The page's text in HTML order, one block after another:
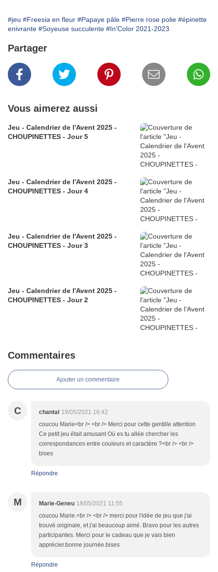
#jeu #Freesia en fleur #Papaye pâle #Pierre rose polie #épinette
enivrante #Soyeuse succulente #In'Color 2021-2023
Partager
Vous aimerez aussi
Jeu - Calendrier de l'Avent 2025 -
CHOUPINETTES - Jour 5
Jeu - Calendrier de l'Avent 2025 -
CHOUPINETTES - Jour 4
Jeu - Calendrier de l'Avent 2025 -
CHOUPINETTES - Jour 3
Jeu - Calendrier de l'Avent 2025 -
CHOUPINETTES - Jour 2
Commentaires
Ajouter un commentaire
C chantal 19/05/2021 16:42
coucou Marie<br /> <br /> Merci pour cette gentille attention
Ce petit jeu était amusant Où es tu allée chercher les
correspondances entre couleurs et caractère ?<br /> <br />
bises
Répondre
M Marie-Geneu 18/05/2021 11:55
coucou Marie.<br /> <br /> merci pour l'idée de jeu que j'ai
trouvé originale, et j'ai beaucoup aimé. Bravo pour les autres
participantes. Merci pour le cadeau que je vais bien
apprécier.bonne journée.bises
Répondre